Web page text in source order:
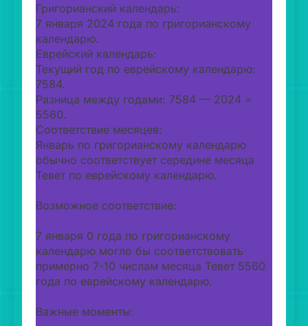
Григорианский календарь:
7 января 2024 года по григорианскому
календарю.
Еврейский календарь:
Текущий год по еврейскому календарю:
7584.
Разница между годами: 7584 — 2024 =
5560.
Соответствие месяцев:
Январь по григорианскому календарю
обычно соответствует середине месяца
Тевет по еврейскому календарю.
Возможное соответствие:
7 января 0 года по григорианскому
календарю могло бы соответствовать
примерно 7-10 числам месяца Тевет 5560
года по еврейскому календарю.
Важные моменты: